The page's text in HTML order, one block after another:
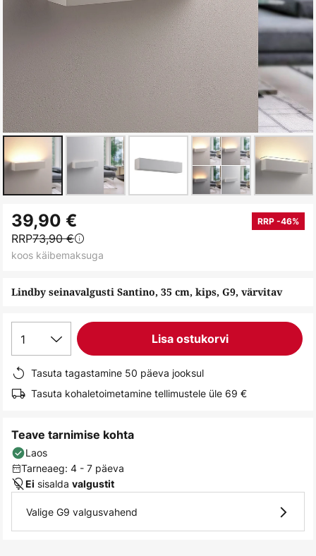
to
the
beginning
the
Lindby seinavalgusti Santino, 35 cm, kips, G9, värvitav
39,90 € RRP -46%
RRP73,90 €
koos käibemaksuga
1 Lisa ostukorvi
Tasuta tagastamine 50 päeva jooksul
Tasuta kohaletoimetamine tellimustele üle 69 €
Teave tarnimise kohta
Laos
Tarneaeg: 4 - 7 päeva
Ei sisalda valgustit
Valige G9 valgusvahend